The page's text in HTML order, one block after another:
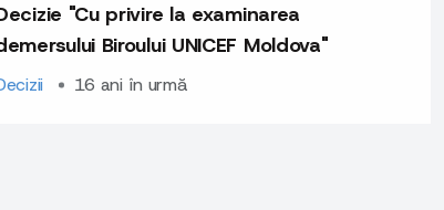
"Cu privire la examinarea
Biroului UNICEF Moldova"
16 ani în urmă